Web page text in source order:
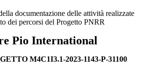
documentazione delle attività realizzate
dei percorsi del Progetto PNRR
Pio International
M4C1I3.1-2023-1143-P-31100